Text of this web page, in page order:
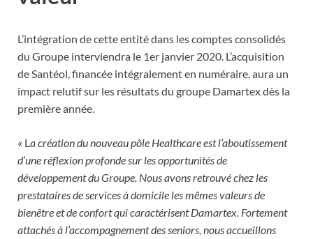
L’intégration de cette entité dans les comptes consolidés
du Groupe interviendra le 1er janvier 2020. L’acquisition
de Santéol, financée intégralement en numéraire, aura un
impact relutif sur les résultats du groupe Damartex dès la
première année.
« L a création du nouveau pôle Healthcare est l’aboutissement
d’une réflexion profonde sur les opportunités de
développement du Groupe. Nous avons retrouvé chez les
prestataires de services à domicile les mêmes valeurs de
bienêtre et de confort qui caractérisent Damartex. Fortement
attachés à l’accompagnement des seniors, nous accueillons